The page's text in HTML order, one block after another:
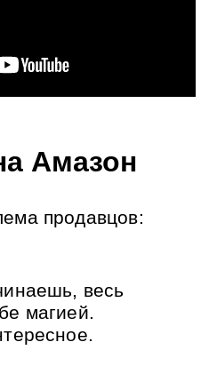
Амазон
продавцов:
весь
магией.